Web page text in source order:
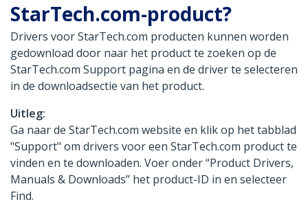
StarTech.com-product?
Drivers voor StarTech.com producten kunnen worden
gedownload door naar het product te zoeken op de
StarTech.com Support pagina en de driver te selecteren
in de downloadsectie van het product.
Uitleg:
Ga naar de StarTech.com website en klik op het tabblad
"Support" om drivers voor een StarTech.com product te
vinden en te downloaden. Voer onder “Product Drivers,
Manuals & Downloads” het product-ID in en selecteer
Find.